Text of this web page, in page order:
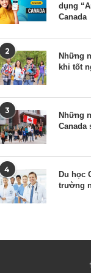
dụng
Canada
2
Những
khi tốt
3
Những
Canada
4
Du học
trường